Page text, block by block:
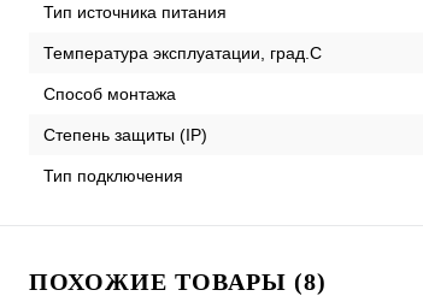
Тип источника питания
Температура эксплуатации, град.С
Способ монтажа
Степень защиты (IP)
Тип подключения
ПОХОЖИЕ ТОВАРЫ (8)